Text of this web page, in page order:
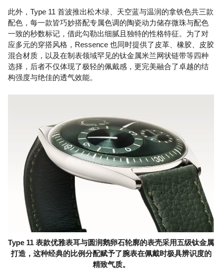
此外，Type 11 首波推出松木绿、天空蓝与温润的拿铁色共三款
配色，每一款皆巧妙搭配专属色调的陶瓷动力储存微珠与配色
一致的秒数标记，借此勾勒出细腻且独特的性格特征。为了对
应多元的穿搭风格，Ressence 也同时提供了皮革、橡胶、皮胶
混合材质，以及在制表领域罕见的钛金属米兰网状链带等四种
选择，后者不仅体现了极轻的佩戴感，更完美融合了卓越的结
构强度与绝佳的透气效能。
Type 11 表款优雅表耳与圆润鹅卵石轮廓的表壳采用五级钛金属
打造，这种经典的比例分配赋予了腕表在佩戴时极具辨识度的
精致气质。